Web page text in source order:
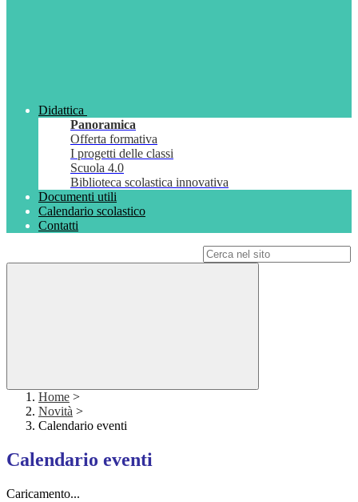
Didattica
Panoramica
Offerta formativa
I progetti delle classi
Scuola 4.0
Biblioteca scolastica innovativa
Documenti utili
Calendario scolastico
Contatti
Home >
Novità >
Calendario eventi
Calendario eventi
Caricamento...